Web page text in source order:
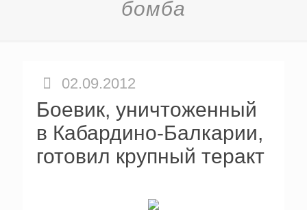
бомба
02.09.2012
Боевик, уничтоженный
в Кабардино-Балкарии,
готовил крупный теракт